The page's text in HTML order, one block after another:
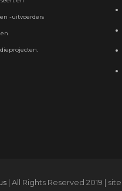
-uitvoerders
| All Rights Reserved 2019 |